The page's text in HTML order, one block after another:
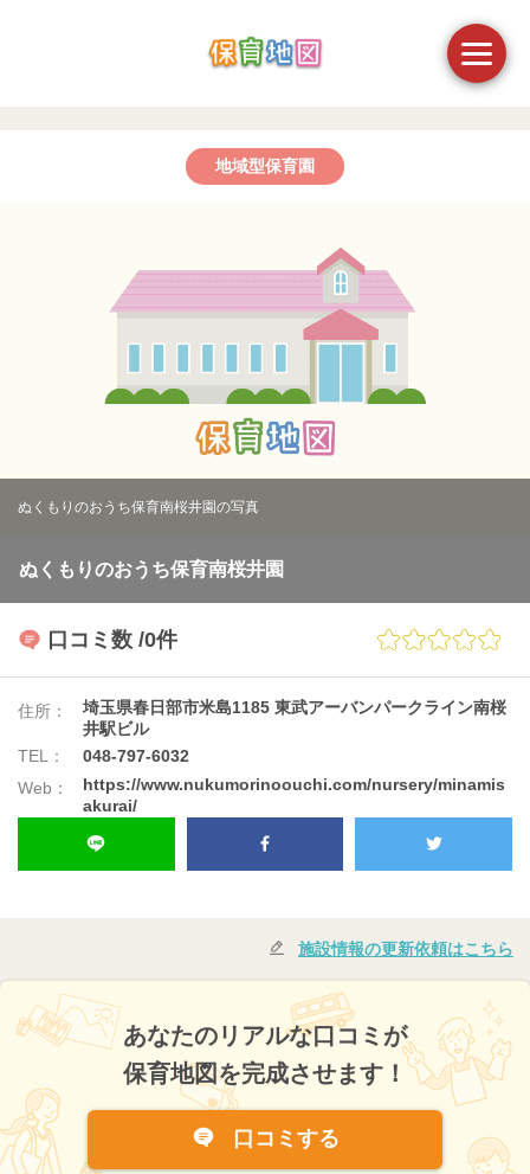
地域型保育園
ぬくもりのおうち保育南桜井園の写真
ぬくもりのおうち保育南桜井園
口コミ数 /0件
住所：
埼玉県春日部市米島1185 東武アーバンパークライン南桜
井駅ビル
TEL：
048-797-6032
Web：
https://www.nukumorinoouchi.com/nursery/minamis
akurai/
施設情報の更新依頼はこちら
あなたのリアルな口コミが
保育地図を完成させます！
口コミする